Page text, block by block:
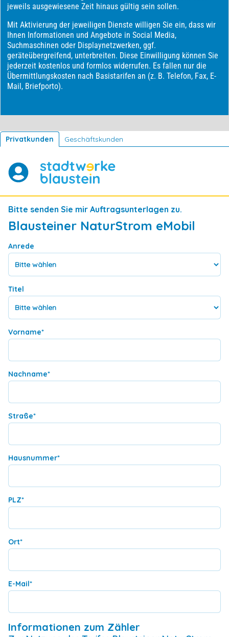
Privatkunden Geschäftskunden
Bitte senden Sie mir Auftragsunterlagen zu.
Blausteiner NaturStrom eMobil
Anrede
Titel
Vorname*
Nachname*
Straße*
Hausnummer*
PLZ*
Ort*
E-Mail*
Informationen zum Zähler